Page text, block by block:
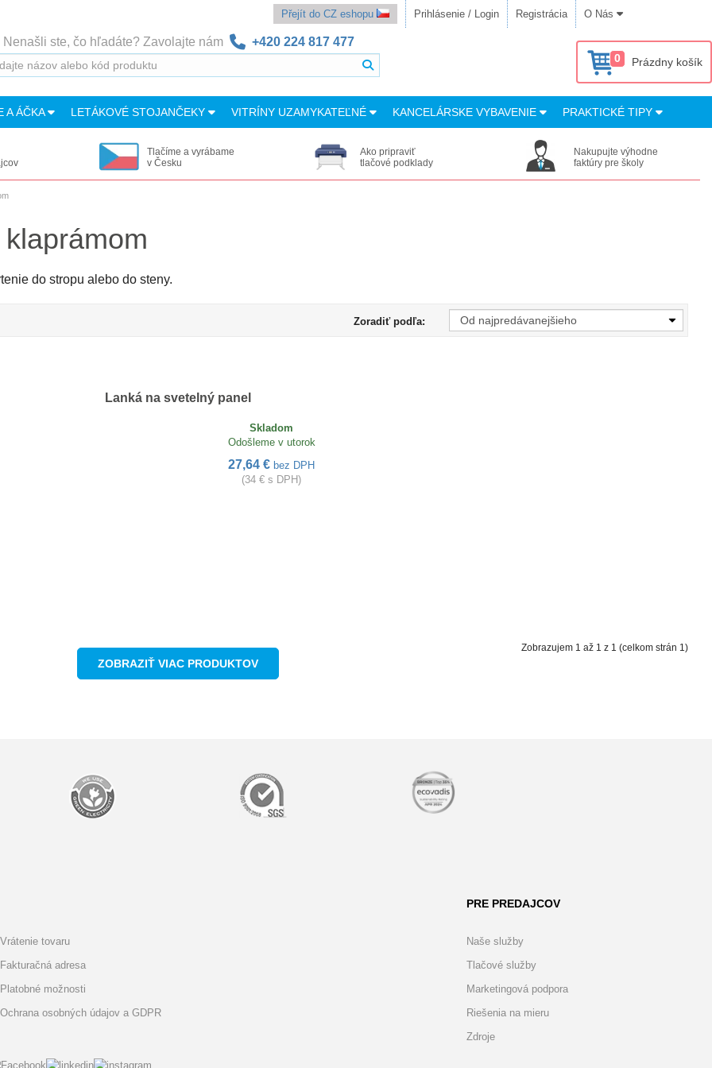
Přejít do CZ eshopu Prihlásenie / Login Registrácia O Nás
Nenašli ste, čo hľadáte? Zavolajte nám +420 224 817 477
0 Prázdny košík
A ÁČKA LETÁKOVÉ STOJANČEKY VITRÍNY UZAMYKATEĽNÉ KANCELÁRSKE VYBAVENIE PRAKTICKÉ TIPY
Tlačíme a vyrábame
v Česku
Ako pripraviť
tlačové podklady
Nakupujte výhodne
faktúry pre školy
do stropu alebo do steny.
Zoradiť podľa:
Lanká na svetelný panel
Skladom
Odošleme v utorok
27,64 € bez DPH
(34 € s DPH)
ZOBRAZIŤ VIAC PRODUKTOV
Zobrazujem 1 až 1 z 1 (celkom strán 1)
PRE PREDAJCOV
Vrátenie tovaru
Fakturačná adresa
Platobné možnosti
Ochrana osobných údajov a GDPR
Naše služby
Tlačové služby
Marketingová podpora
Riešenia na mieru
Zdroje